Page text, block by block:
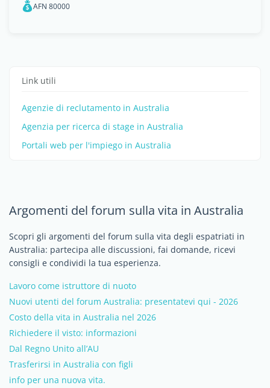
AFN 80000
Link utili
Agenzie di reclutamento in Australia
Agenzia per ricerca di stage in Australia
Portali web per l'impiego in Australia
Argomenti del forum sulla vita in Australia
Scopri gli argomenti del forum sulla vita degli espatriati in
Australia: partecipa alle discussioni, fai domande, ricevi
consigli e condividi la tua esperienza.
Lavoro come istruttore di nuoto
Nuovi utenti del forum Australia: presentatevi qui - 2026
Costo della vita in Australia nel 2026
Richiedere il visto: informazioni
Dal Regno Unito all’AU
Trasferirsi in Australia con figli
info per una nuova vita.